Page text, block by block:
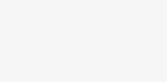
celów, ale osoba, której dane dotyczą,
wobec przetwarzania danych - do czasu
RODO, w przypadku gdy łącznie spełnione są
umowy zawartej z osobą, której dane
art. 21 RODO, wobec przetwarzania